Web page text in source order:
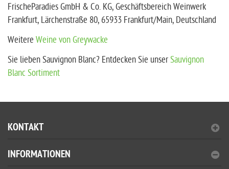
FrischeParadies GmbH & Co. KG, Geschäftsbereich Weinwerk
Frankfurt, Lärchenstraße 80, 65933 Frankfurt/Main, Deutschland
Weitere Weine von Greywacke
Sie lieben Sauvignon Blanc? Entdecken Sie unserSauvignon
Blanc Sortiment
KONTAKT
INFORMATIONEN